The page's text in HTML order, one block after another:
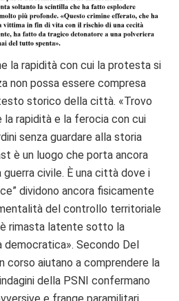
la rapidità con cui la protesta si
non possa essere compresa
storico della città. «Trovo
rapidità e la ferocia con cui
senza guardare alla storia
è un luogo che porta ancora
civile. È una città dove i
dividono ancora fisicamente
del controllo territoriale
rimasta latente sotto la
Secondo Del
corso aiutano a comprendere la
della PSNI confermano
e frange paramilitari